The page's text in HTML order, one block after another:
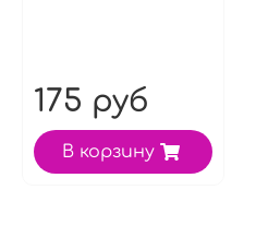
175 руб
В корзину